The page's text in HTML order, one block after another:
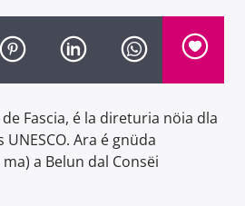
Fascia, é la direturia nöia dla
Ara é gnüda
a Belun dal Consëi